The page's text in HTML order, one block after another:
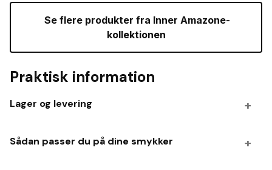
kollektionen
Praktisk information
Lager og levering
Jeg producerer som regel på bestilling og holder
Sådan passer du på dine smykker